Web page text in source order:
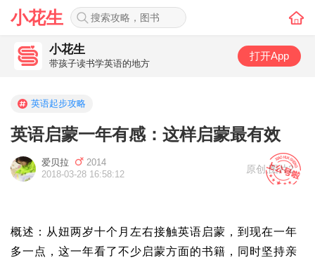
小花生
小花生
带孩子读书学英语的地方
打开App
英语起步攻略
英语启蒙一年有感：这样启蒙最有效
爱贝拉
2014
2018-03-28 16:58:12
原创 ,图片2
概述：从妞两岁十个月左右接触英语启蒙，到现在一年
多一点，这一年看了不少启蒙方面的书籍，同时坚持亲